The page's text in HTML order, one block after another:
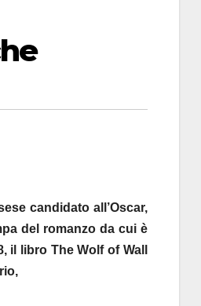
candidato all’Oscar,
del romanzo da cui è
libro The Wolf of Wall